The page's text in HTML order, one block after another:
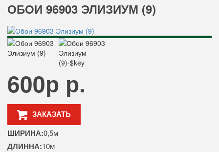
ОБОИ 96903 ЭЛИЗИУМ (9)
600р р.
ЗАКАЗАТЬ
ШИРИНА:0,5м
ДЛИННА:10м